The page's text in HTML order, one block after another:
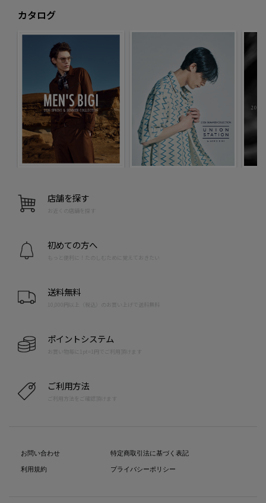
カタログ
店舗を探す
お近くの店舗を探す
初めての方へ
もっと便利に！たのしむために覚えておきたい
送料無料
10,000円以上（税込）のお買い上げで送料無料
ポイントシステム
お買い物毎に1pt=1円でご利用頂けます
ご利用方法
ご利用方法をご確認頂けます
お問い合わせ
利用規約
特定商取引法に基づく表記
プライバシーポリシー